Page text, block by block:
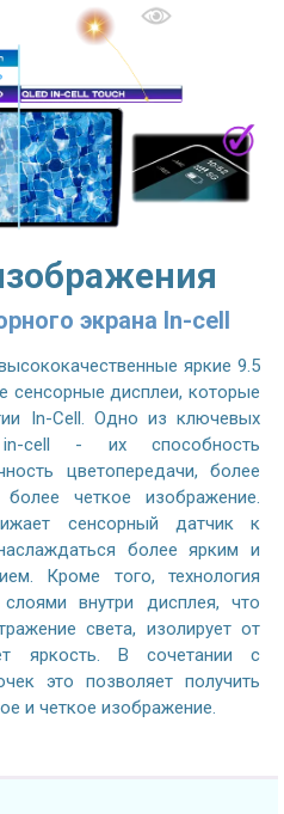
экрана In-cell
яркие 9.5
сенсорные дисплеи, которые
In-Cell. Одно из ключевых
in-cell - их способность
цветопередачи, более
четкое изображение.
сенсорный датчик к
более ярким и
Кроме того, технология
внутри дисплея, что
света, изолирует от
яркость. В сочетании с
это позволяет получить
и четкое изображение.